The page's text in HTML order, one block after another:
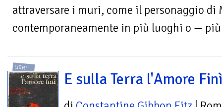
attraversare i muri, come il personaggio di
contemporaneamente in più luoghi o —
LIBRI
E sulla Terra l'Amore Finì